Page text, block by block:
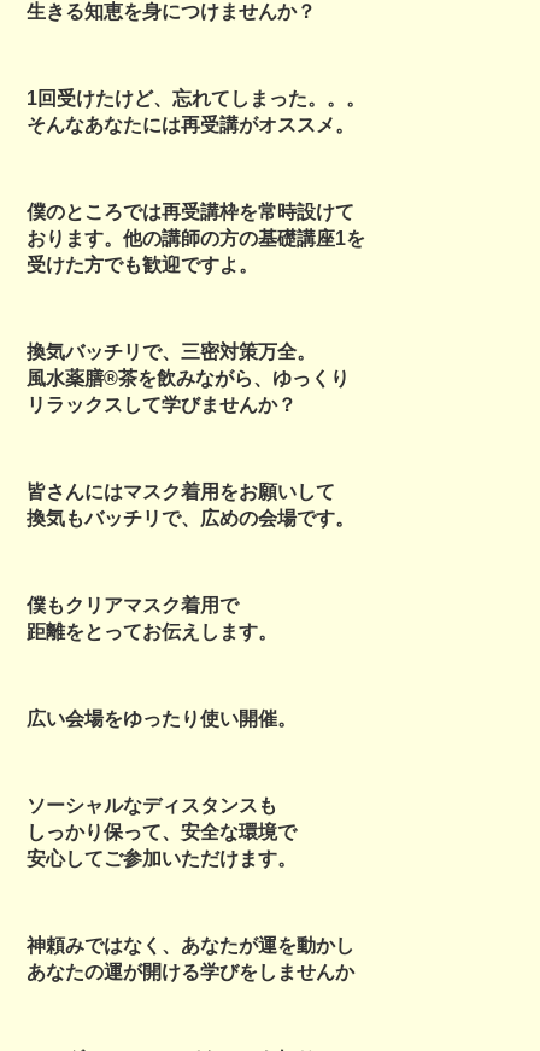
生きる知恵を身につけませんか？
1回受けたけど、忘れてしまった。。。
そんなあなたには再受講がオススメ。
僕のところでは再受講枠を常時設けて
おります。他の講師の方の基礎講座1を
受けた方でも歓迎ですよ。
換気バッチリで、三密対策万全。
風水薬膳®︎茶を飲みながら、ゆっくり
リラックスして学びませんか？
皆さんにはマスク着用をお願いして
換気もバッチリで、広めの会場です。
僕もクリアマスク着用で
距離をとってお伝えします。
広い会場をゆったり使い開催。
ソーシャルなディスタンスも
しっかり保って、安全な環境で
安心してご参加いただけます。
神頼みではなく、あなたが運を動かし
あなたの運が開ける学びをしませんか